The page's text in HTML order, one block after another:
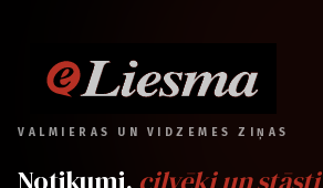
VALMIERAS UN VIDZEMES ZIŅAS